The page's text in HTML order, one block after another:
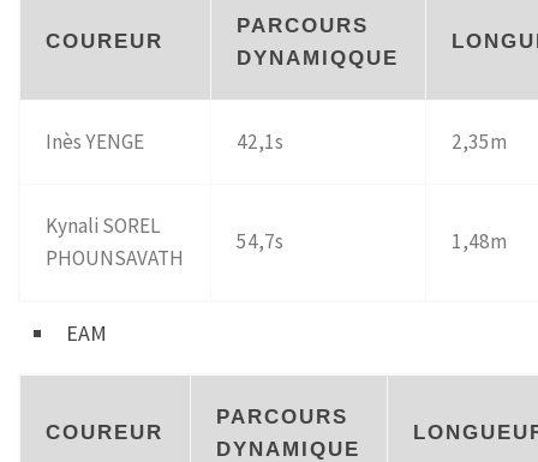
COUREUR
PARCOURS
DYNAMIQQUE
Inès YENGE 42,1s 2,35m
Kynali SOREL
PHOUNSAVATH
54,7s 1,48m
EAM
COUREUR
PARCOURS
DYNAMIQUE